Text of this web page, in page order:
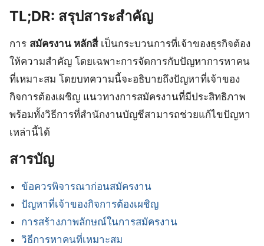
TL;DR: สรุปสาระสำคัญ
การ สมัครงาน หลักสี่เป็นกระบวนการที่เจ้าของธุรกิจต้อง
ให้ความสำคัญ โดยเฉพาะการจัดการกับปัญหาการหาคน
ที่เหมาะสม โดยบทความนี้จะอธิบายถึงปัญหาที่เจ้าของ
กิจการต้องเผชิญ แนวทางการสมัครงานที่มีประสิทธิภาพ
พร้อมทั้งวิธีการที่สำนักงานบัญชีสามารถช่วยแก้ไขปัญหา
เหล่านี้ได้
สารบัญ
ข้อควรพิจารณาก่อนสมัครงาน
ปัญหาที่เจ้าของกิจการต้องเผชิญ
การสร้างภาพลักษณ์ในการสมัครงาน
วิธีการหาคนที่เหมาะสม